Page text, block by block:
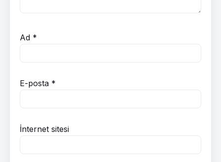
Ad *
E-posta *
İnternet sitesi